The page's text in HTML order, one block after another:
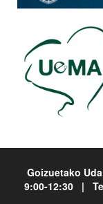
Goizuetako
9:00-12:30 |